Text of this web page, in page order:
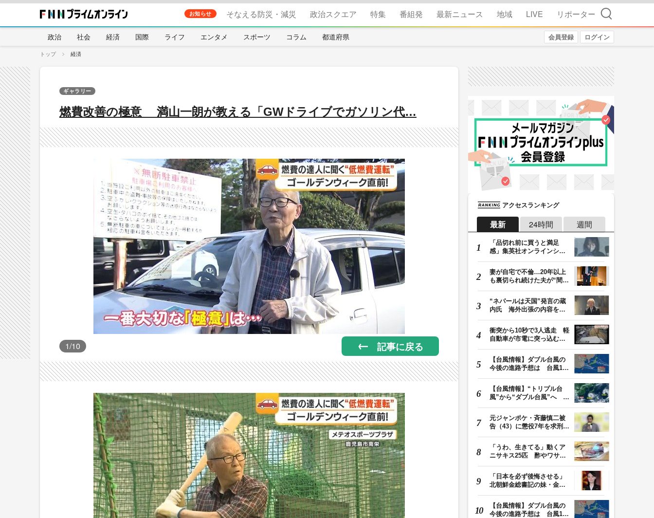
お知らせ そなえる防災・減災 政治スクエア 特集 番組発 最新ニュース 地域 LIVE リポーター 検索
政治 社会 経済 国際 ライフ エンタメ スポーツ コラム 都道府県 会員登録 ログイン
トップ 経済
燃費改善の極意 満山一朗が教える「GWドライブでガソリン代…
ギャラリー
1/10 記事に戻る
アクセスランキング
最新 24時間 週間
「品切れ前に買うと満足
感」集英社オンラインショ
妻が自宅で不倫…20年以上
も裏切られ続けた夫が“間
“ネパールは天国”発言の蔵
内氏 海外出張の内容を説
衝突から10秒で3人逃走 軽
自動車が市電に突っ込む一
【台風情報】ダブル台風の
今後の進路予想は 台風13
【台風情報】“トリプル台
風”から“ダブル台風”へ 13
元ジャンポケ・斉藤慎二被
告（43）に懲役7年を求刑
「うわ、生きてる」動くア
ニサキス25匹 酢やワサビ
「日本を必ず後悔させる」
北朝鮮金総書記の妹・金与
【台風情報】ダブル台風の
今後の進路予想は 台風13